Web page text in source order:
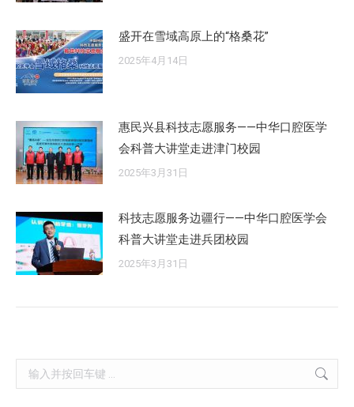
盛开在雪域高原上的“格桑花”
2025年4月14日
惠民兴县科技志愿服务——中华口腔医学
会科普大讲堂走进津门校园
2025年3月31日
科技志愿服务边疆行——中华口腔医学会
科普大讲堂走进兵团校园
2025年3月31日
Search: